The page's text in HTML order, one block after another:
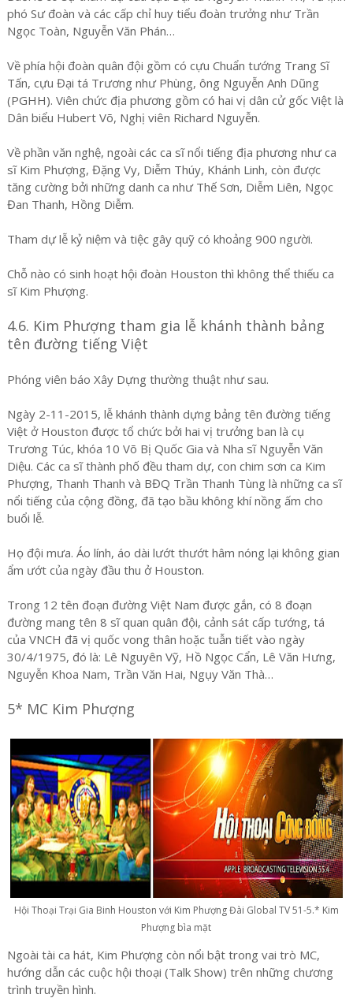
phó Sư đoàn và các cấp chỉ huy tiểu đoàn trưởng như Trần
Ngọc Toàn, Nguyễn Văn Phán…
Về phía hội đoàn quân đội gồm có cựu Chuẩn tướng Trang Sĩ
Tấn, cựu Đại tá Trương như Phùng, ông Nguyễn Anh Dũng
(PGHH). Viên chức địa phương gồm có hai vị dân cử gốc Việt là
Dân biểu Hubert Võ, Nghị viên Richard Nguyễn.
Về phần văn nghệ, ngoài các ca sĩ nổi tiếng địa phương như ca
sĩ Kim Phượng, Đặng Vy, Diễm Thúy, Khánh Linh, còn được
tăng cường bởi những danh ca như Thế Sơn, Diễm Liên, Ngọc
Đan Thanh, Hồng Diễm.
Tham dự lễ kỷ niệm và tiệc gây quỹ có khoảng 900 người.
Chỗ nào có sinh hoạt hội đoàn Houston thì không thể thiếu ca
sĩ Kim Phượng.
4.6. Kim Phượng tham gia lễ khánh thành bảng
tên đường tiếng Việt
Phóng viên báo Xây Dựng thường thuật như sau.
Ngày 2-11-2015, lễ khánh thành dựng bảng tên đường tiếng
Việt ở Houston được tổ chức bởi hai vị trưởng ban là cụ
Trương Túc, khóa 10 Võ Bị Quốc Gia và Nha sĩ Nguyễn Văn
Diệu. Các ca sĩ thành phố đều tham dự, con chim sơn ca Kim
Phượng, Thanh Thanh và BĐQ Trần Thanh Tùng là những ca sĩ
nổi tiếng của cộng đồng, đã tạo bầu không khí nồng ấm cho
buổi lễ.
Họ đội mưa. Áo lính, áo dài lướt thướt hâm nóng lại không gian
ẩm ướt của ngày đầu thu ở Houston.
Trong 12 tên đoạn đường Việt Nam được gắn, có 8 đoạn
đường mang tên 8 sĩ quan quân đội, cảnh sát cấp tướng, tá
của VNCH đã vị quốc vong thân hoặc tuẫn tiết vào ngày
30/4/1975, đó là: Lê Nguyên Vỹ, Hồ Ngọc Cẩn, Lê Văn Hưng,
Nguyễn Khoa Nam, Trần Văn Hai, Ngụy Văn Thà…
5* MC Kim Phượng
Hội Thoại Trại Gia Binh Houston với Kim Phượng Đài Global TV 51-5.* Kim
Phượng bìa mặt
Ngoài tài ca hát, Kim Phượng còn nổi bật trong vai trò MC,
hướng dẫn các cuộc hội thoại (Talk Show) trên những chương
trình truyền hình.